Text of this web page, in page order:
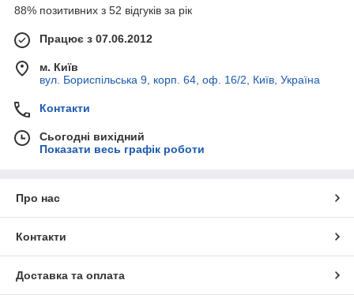
88% позитивних з 52 відгуків за рік
Працює з 07.06.2012
м. Київ
вул. Бориспільська 9, корп. 64, оф. 16/2, Київ, Україна
Контакти
Сьогодні вихідний
Показати весь графік роботи
Про нас
Контакти
Доставка та оплата